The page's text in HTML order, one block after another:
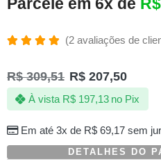
5.00de 5,
com
baseado
em
de
clientes
(2avaliações de
R$309,51 R$ 207,50
Em até 3x de R$69,17sem
À vista R$197,13 no Pix
DETALHES DO